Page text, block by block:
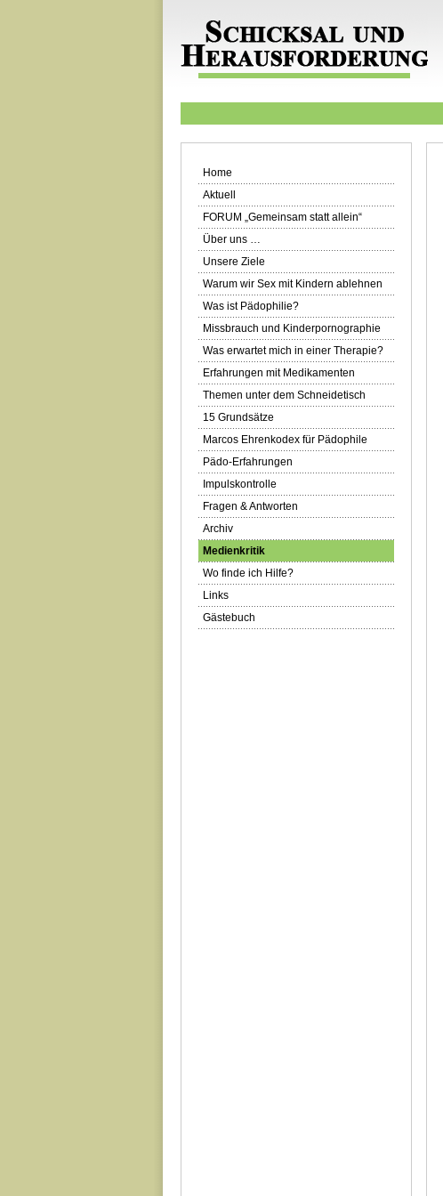
Home
Aktuell
FORUM „Gemeinsam statt allein“
Über uns …
Unsere Ziele
Warum wir Sex mit Kindern ablehnen
Was ist Pädophilie?
Missbrauch und Kinderpornographie
Was erwartet mich in einer Therapie?
Erfahrungen mit Medikamenten
Themen unter dem Schneidetisch
15 Grundsätze
Marcos Ehrenkodex für Pädophile
Pädo-Erfahrungen
Impulskontrolle
Fragen & Antworten
Archiv
Medienkritik
Wo finde ich Hilfe?
Links
Gästebuch